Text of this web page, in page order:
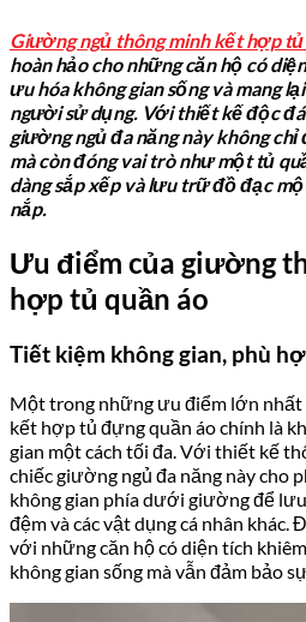
Giường ngủ thông minh kết hợp tủ
hoàn hảo cho những căn hộ có
ưu hóa không gian sống và mang
người sử dụng. Với thiết kế độc
giường ngủ đa năng này không
mà còn đóng vai trò như một tủ
dàng sắp xếp và lưu trữ đồ đạc
nắp.
Ưu điểm của giường
hợp tủ quần áo
Tiết kiệm không gian, phù
Một trong những ưu điểm lớn nhất
kết hợp tủ đựng quần áo chính là
gian một cách tối đa. Với thiết kế
chiếc giường ngủ đa năng này cho
không gian phía dưới giường để
đệm và các vật dụng cá nhân
với những căn hộ có diện tích
không gian sống mà vẫn đảm bảo